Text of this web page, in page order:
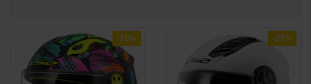
-10% -25%